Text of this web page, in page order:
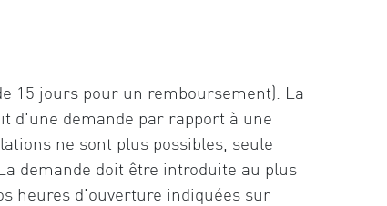
15 jours pour un remboursement). La
d'une demande par rapport à une
ne sont plus possibles, seule
demande doit être introduite au plus
heures d'ouverture indiquées sur